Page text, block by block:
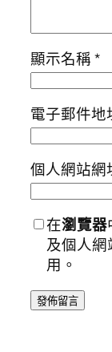
顯示名稱*
電子郵件
個人網站網
在瀏覽器
及個人
用。